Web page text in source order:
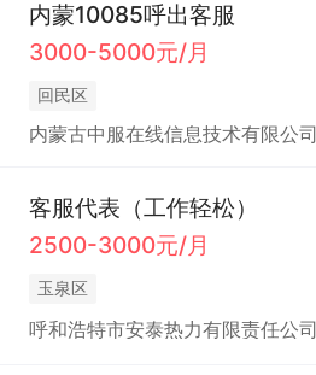
内蒙10085呼出客服
3000-5000元/月
回民区
内蒙古中服在线信息技术有限公司
客服代表（工作轻松）
2500-3000元/月
玉泉区
呼和浩特市安泰热力有限责任公司